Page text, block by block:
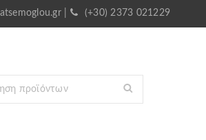
| (+30) 2373 021229